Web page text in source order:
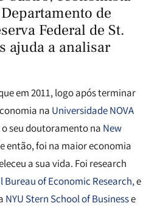
Departamento de
Federal de St.
ajuda a analisar
em 2011, logo após terminar
na Universidade NOVA
o seu doutoramento na New
então, foi na maior economia
a sua vida. Foi research
Bureau of Economic Research,e
NYU Stern School of Businesse